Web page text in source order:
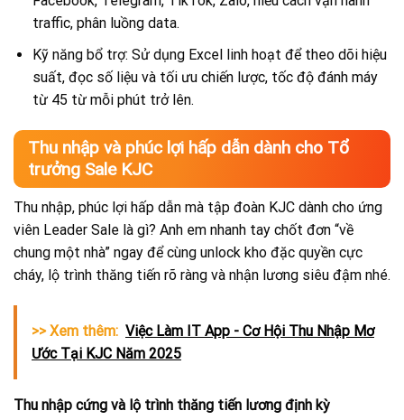
traffic, phân luồng data.
Kỹ năng bổ trợ: Sử dụng Excel linh hoạt để theo dõi hiệu
suất, đọc số liệu và tối ưu chiến lược, tốc độ đánh máy
từ 45 từ mỗi phút trở lên.
Thu nhập và phúc lợi hấp dẫn dành cho Tổ
trưởng Sale KJC
Thu nhập, phúc lợi hấp dẫn mà tập đoàn KJC dành cho ứng
viên Leader Sale là gì? Anh em nhanh tay chốt đơn “về
chung một nhà” ngay để cùng unlock kho đặc quyền cực
cháy, lộ trình thăng tiến rõ ràng và nhận lương siêu đậm nhé.
>> Xem thêm: Việc Làm IT App - Cơ Hội Thu Nhập Mơ
Ước Tại KJC Năm 2025
Thu nhập cứng và lộ trình thăng tiến lương định kỳ